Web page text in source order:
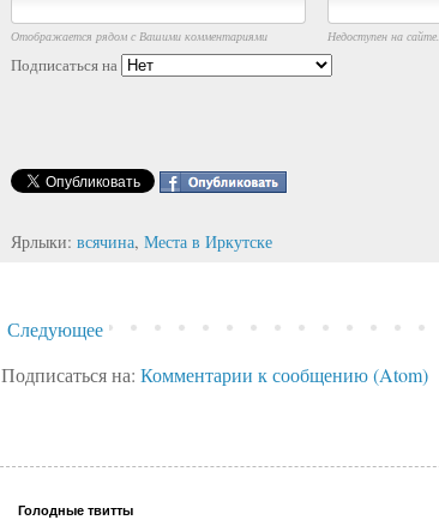
Отображается рядом с Вашими комментариями Недоступен на сайте.
Подписаться на
Ярлыки: всячина, Места в Иркутске
Следующее
Подписаться на: Комментарии к сообщению (Atom)
Голодные твитты